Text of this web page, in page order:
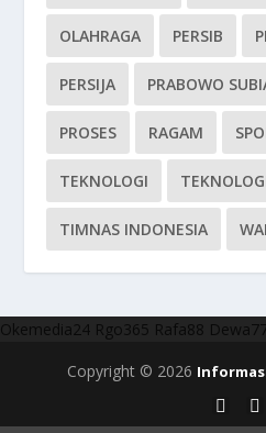
OLAHRAGA PERSIB
PERSIJA PRABOWO
PROSES RAGAM
TEKNOLOGI
TIMNAS INDONESIA
Okemedia24 Rgo365 Rafa88
Copyright © 2026